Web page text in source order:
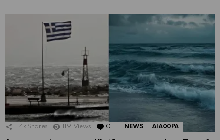
1.4k Shares 119 Views 0 Comments
NEWS ΔΙΑΦΟΡΑ